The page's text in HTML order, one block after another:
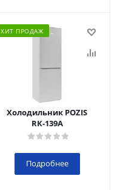
ХИТ ПРОДАЖ
Холодильник POZIS
RК-139А
Подробнее